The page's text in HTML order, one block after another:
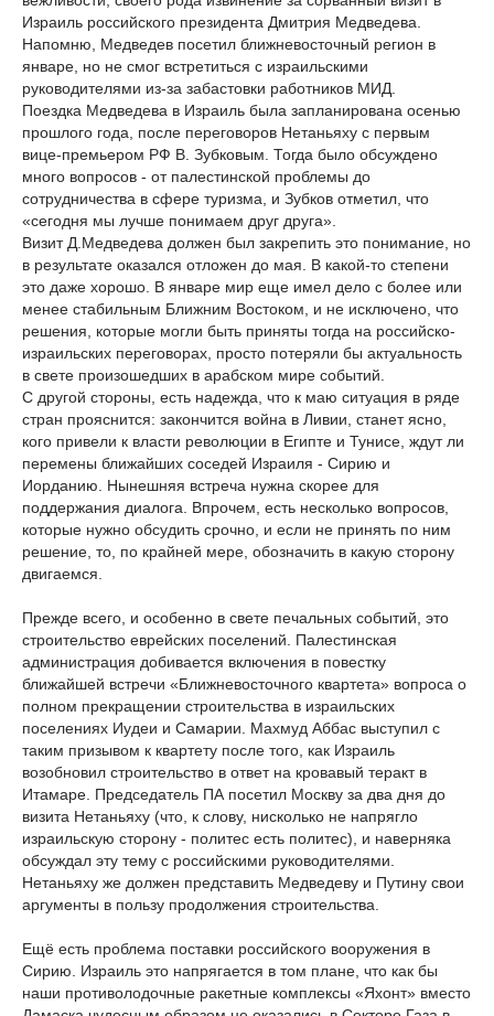
Израиль российского президента Дмитрия Медведева.
Напомню, Медведев посетил ближневосточный регион в
январе, но не смог встретиться с израильскими
руководителями из-за забастовки работников МИД.
Поездка Медведева в Израиль была запланирована осенью
прошлого года, после переговоров Нетаньяху с первым
вице-премьером РФ В. Зубковым. Тогда было обсуждено
много вопросов - от палестинской проблемы до
сотрудничества в сфере туризма, и Зубков отметил, что
«сегодня мы лучше понимаем друг друга».
Визит Д.Медведева должен был закрепить это понимание, но
в результате оказался отложен до мая. В какой-то степени
это даже хорошо. В январе мир еще имел дело с более или
менее стабильным Ближним Востоком, и не исключено, что
решения, которые могли быть приняты тогда на российско-
израильских переговорах, просто потеряли бы актуальность
в свете произошедших в арабском мире событий.
С другой стороны, есть надежда, что к маю ситуация в ряде
стран прояснится: закончится война в Ливии, станет ясно,
кого привели к власти революции в Египте и Тунисе, ждут ли
перемены ближайших соседей Израиля - Сирию и
Иорданию. Нынешняя встреча нужна скорее для
поддержания диалога. Впрочем, есть несколько вопросов,
которые нужно обсудить срочно, и если не принять по ним
решение, то, по крайней мере, обозначить в какую сторону
двигаемся.
Прежде всего, и особенно в свете печальных событий, это
строительство еврейских поселений. Палестинская
администрация добивается включения в повестку
ближайшей встречи «Ближневосточного квартета» вопроса о
полном прекращении строительства в израильских
поселениях Иудеи и Самарии. Махмуд Аббас выступил с
таким призывом к квартету после того, как Израиль
возобновил строительство в ответ на кровавый теракт в
Итамаре. Председатель ПА посетил Москву за два дня до
визита Нетаньяху (что, к слову, нисколько не напрягло
израильскую сторону - политес есть политес), и наверняка
обсуждал эту тему с российскими руководителями.
Нетаньяху же должен представить Медведеву и Путину свои
аргументы в пользу продолжения строительства.
Ещё есть проблема поставки российского вооружения в
Сирию. Израиль это напрягается в том плане, что как бы
наши противолодочные ракетные комплексы «Яхонт» вместо